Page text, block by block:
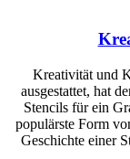
Kreativität und
ausgestattet, hat
Stencils für ein
populärste Form
Geschichte einer